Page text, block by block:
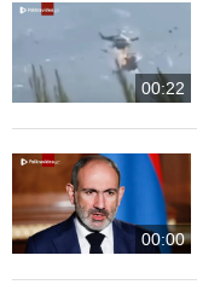
00:22
00:00